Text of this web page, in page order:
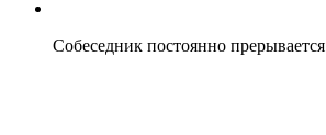
Собеседник постоянно прерывается